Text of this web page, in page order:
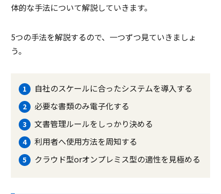
体的な手法について解説していきます。
5つの手法を解説するので、一つずつ見ていきましょ
う。
自社のスケールに合ったシステムを導入する
必要な書類のみ電子化する
文書管理ルールをしっかり決める
利用者へ使用方法を周知する
クラウド型orオンプレミス型の適性を見極める